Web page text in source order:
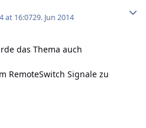
at 16:0729. Jun 2014
das Thema auch
RemoteSwitch Signale zu